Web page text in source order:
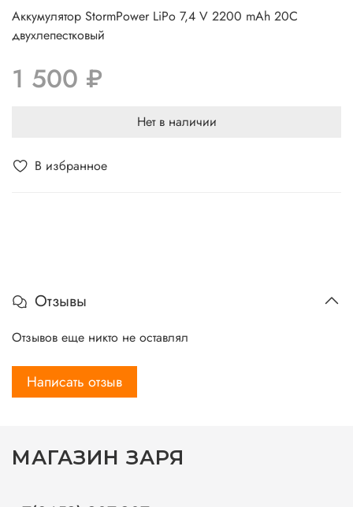
В избранное
Аккумулятор StormPower LiPo 7,4 V 2200 mAh 20C
двухлепестковый
1 500 ₽
Нет в наличии
Отзывы
Отзывов еще никто не оставлял
Написать отзыв
МАГАЗИН ЗАРЯ